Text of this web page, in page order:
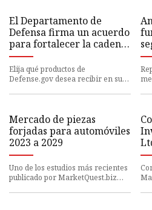
El Departamento de
Defensa firma un acuerdo
para fortalecer la cadena
de suministro de EE. UU.
para motores de turbina
esenciales >
Elija qué productos de
Defense.gov desea recibir en su
Mercado de piezas
forjadas para automóviles
2023 a 2029
Uno de los estudios más recientes
publicado por MarketQuest.biz